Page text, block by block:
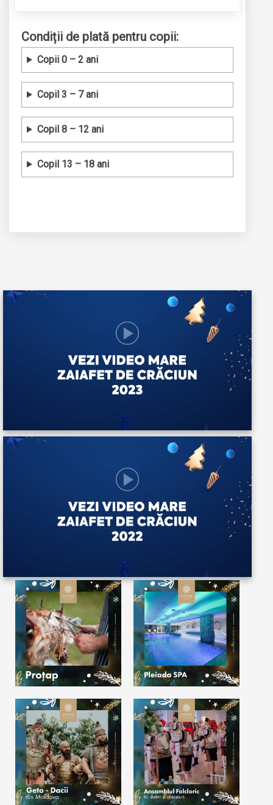
Condiții de plată pentru copii:
Copii 0 – 2 ani
Copil 3 – 7 ani
Copil 8 – 12 ani
Copil 13 – 18 ani